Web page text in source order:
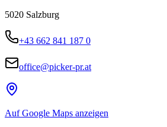
5020 Salzburg
+43 662 841 187 0
office@picker-pr.at
Auf Google Maps anzeigen